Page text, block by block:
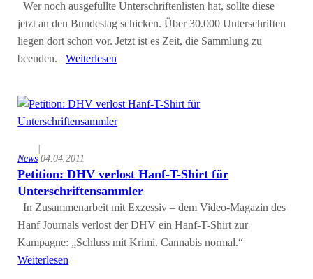
Wer noch ausgefüllte Unterschriftenlisten hat, sollte diese
jetzt an den Bundestag schicken. Über 30.000 Unterschriften
liegen dort schon vor. Jetzt ist es Zeit, die Sammlung zu
beenden.Weiterlesen
News
|
04.04.2011
Petition: DHV verlost Hanf-T-Shirt für
Unterschriftensammler
In Zusammenarbeit mit Exzessiv – dem Video-Magazin des
Hanf Journals verlost der DHV ein Hanf-T-Shirt zur
Kampagne: „Schluss mit Krimi. Cannabis normal.“
Weiterlesen